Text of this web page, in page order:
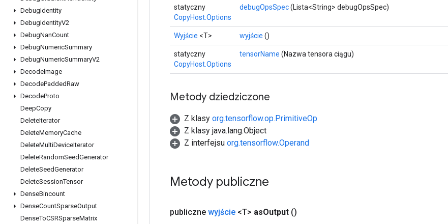
DebugIdentity
DebugIdentityV2
DebugNanCount
DebugNumericSummary
DebugNumericSummaryV2
DecodeImage
DecodePaddedRaw
DecodeProto
DeepCopy
DeleteIterator
DeleteMemoryCache
DeleteMultiDeviceIterator
DeleteRandomSeedGenerator
DeleteSeedGenerator
DeleteSessionTensor
DenseBincount
DenseCountSparseOutput
DenseToCSRSparseMatrix
statyczny
CopyHost.Options
debugOpsSpec(Lista<String> debugOpsSpec)
Wyjście <T> wyjście ()
statyczny
CopyHost.Options
tensorName (Nazwa tensora ciągu)
Metody dziedziczone
Z klasy org.tensorflow.op.PrimitiveOp
Z klasy java.lang.Object
Z interfejsu org.tensorflow.Operand
Metody publiczne
publiczne wyjście <T> asOutput ()